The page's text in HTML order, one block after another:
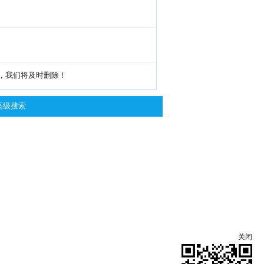
我们将及时删除！
级搜索
关闭